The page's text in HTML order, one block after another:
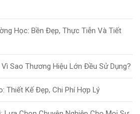
Học: Bền Đẹp, Thực Tiễn Và Tiết
Sao Thương Hiệu Lớn Đều Sử Dụng?
Thiết Kế Đẹp, Chi Phí Hợp Lý